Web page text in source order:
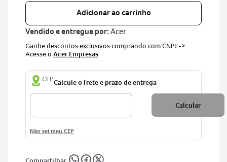
Adicionar ao carrinho
Vendido e entregue por: Acer
Ganhe descontos exclusivos comprando com CNPJ ->
Acesse o Acer Empresas
CEP
Não sei meu CEP